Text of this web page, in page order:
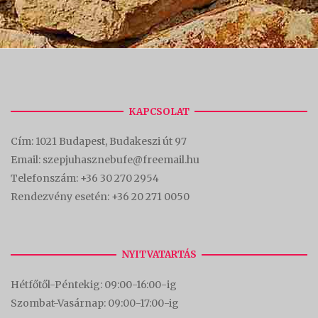
KAPCSOLAT
Cím: 1021 Budapest, Budakeszi út 97
Email: szepjuhasznebufe@freemail.hu
Telefonszám: +36 30 270 2954
Rendezvény esetén: +36 20 271 0050
NYITVATARTÁS
Hétfőtől-Péntekig: 09:00-16:00-ig
Szombat-Vasárnap: 09:00-17:00-ig